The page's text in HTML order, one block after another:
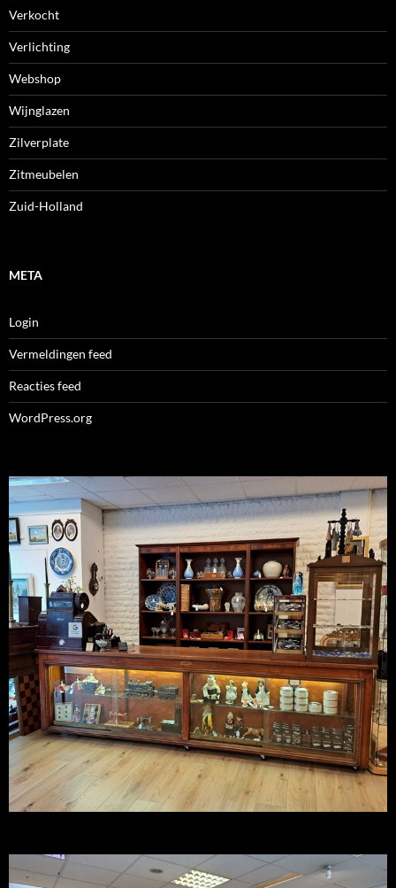
Verkocht
Verlichting
Webshop
Wijnglazen
Zilverplate
Zitmeubelen
Zuid-Holland
META
Login
Vermeldingen feed
Reacties feed
WordPress.org